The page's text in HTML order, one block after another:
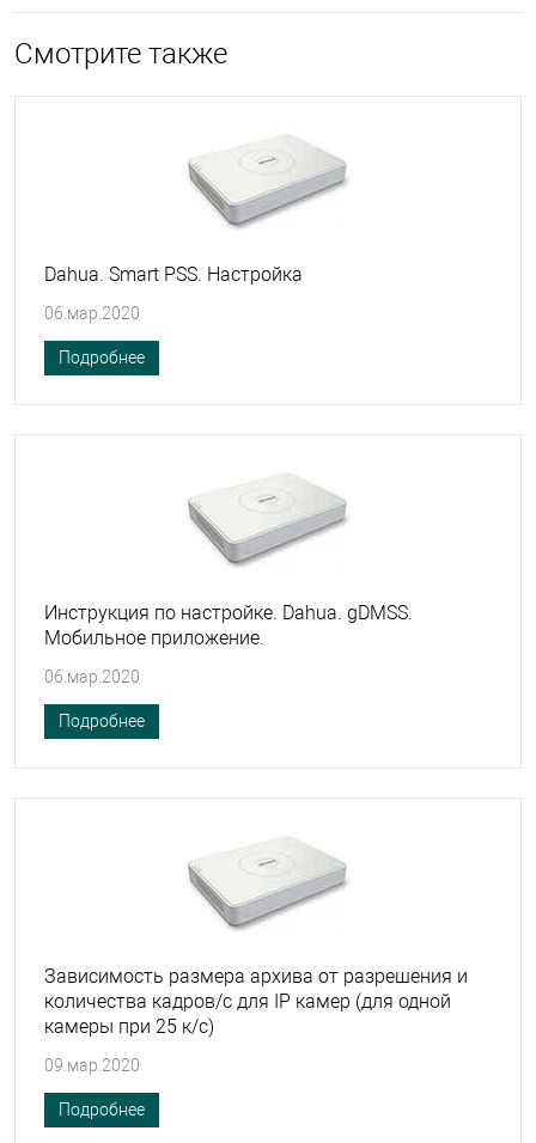
Смотрите также
Dahua. Smart PSS. Настройка
06.мар.2020
Подробнее
Инструкция по настройке. Dahua. gDMSS.
Мобильное приложение.
06.мар.2020
Подробнее
Зависимость размера архива от разрешения и
количества кадров/с для IP камер (для одной
камеры при 25 к/с)
09.мар.2020
Подробнее